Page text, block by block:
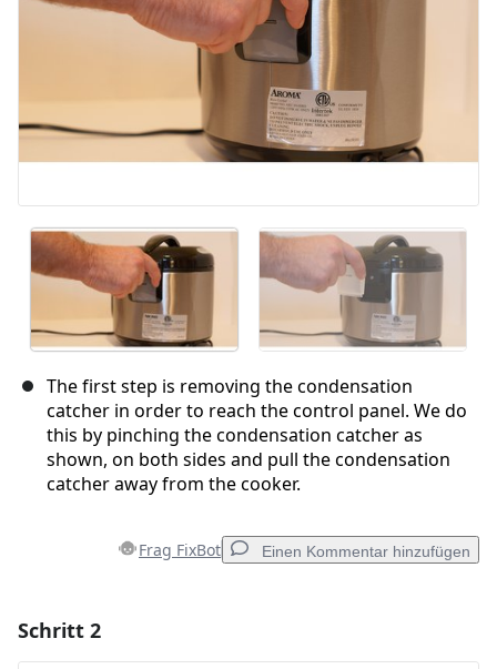
The first step is removing the condensation
catcher in order to reach the control panel. We do
this by pinching the condensation catcher as
shown, on both sides and pull the condensation
catcher away from the cooker.
Frag FixBot Einen Kommentar hinzufügen
Schritt 2